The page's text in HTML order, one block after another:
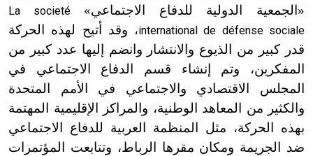
«الجمعية الدولية للدفاع الاجتماعي»La societé
international de défense sociale، وقد أتيح لهذه الحركة
قدر كبير من الذيوع والانتشار وانضم إليها عدد كبير من
المفكرين، وتم إنشاء قسم الدفاع الاجتماعي في
المجلس الاقتصادي والاجتماعي في الأمم المتحدة
والكثير من المعاهد الوطنية، والمراكز الإقليمية المهتمة
بهذه الحركة، مثل المنظمة العربية للدفاع الاجتماعي
ضد الجريمة ومكان مقرها الرباط، وتتابعت المؤتمرات